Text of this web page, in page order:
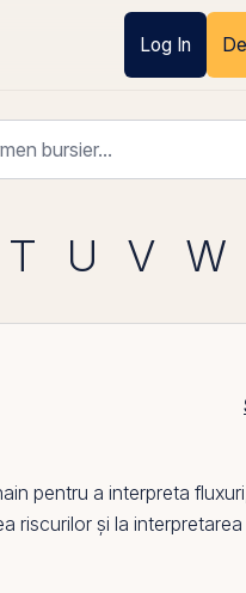
Log In
T U V W
pentru a interpreta
riscurilor și la